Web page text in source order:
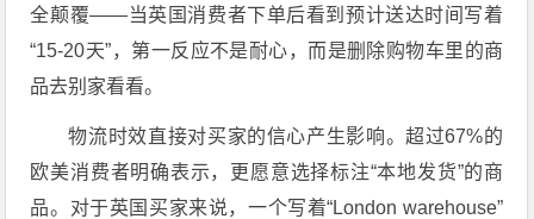
全颠覆——当英国消费者下单后看到预计送达时间写着
“15-20天”，第一反应不是耐心，而是删除购物车里的商
品去别家看看。
物流时效直接对买家的信心产生影响。超过67%的
欧美消费者明确表示，更愿意选择标注“本地发货”的商
品。对于英国买家来说，一个写着“London warehouse”